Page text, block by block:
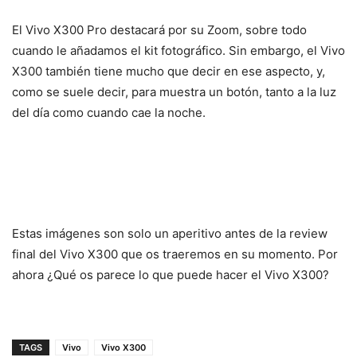
El Vivo X300 Pro destacará por su Zoom, sobre todo
cuando le añadamos el kit fotográfico. Sin embargo, el Vivo
X300 también tiene mucho que decir en ese aspecto, y,
como se suele decir, para muestra un botón, tanto a la luz
del día como cuando cae la noche.
Estas imágenes son solo un aperitivo antes de la review
final del Vivo X300 que os traeremos en su momento. Por
ahora ¿Qué os parece lo que puede hacer el Vivo X300?
TAGS Vivo Vivo X300